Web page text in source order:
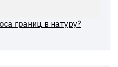
границ в натуру?